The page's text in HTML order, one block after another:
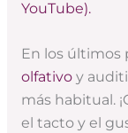
YouTube).
En los últimos
olfativoy
más habitual.
el tacto y el